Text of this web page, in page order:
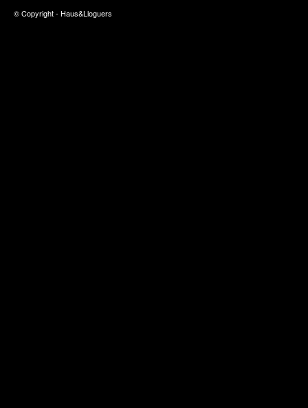
© Copyright - Haus&Lloguers